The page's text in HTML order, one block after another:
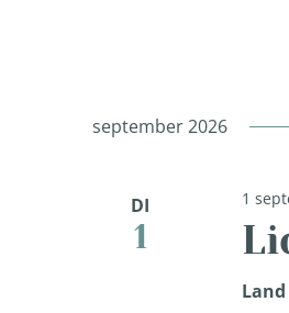
september 2026
DI
1
1